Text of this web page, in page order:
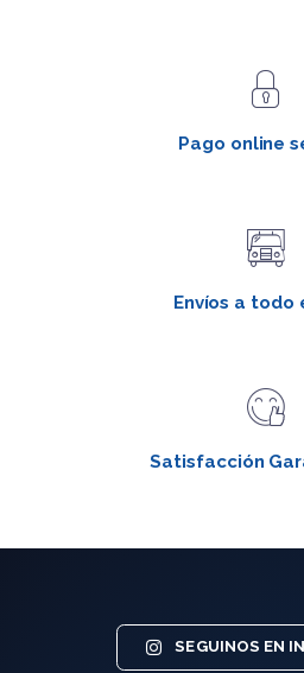
Pago online
Envíos a todo
Satisfacción
SEGUINOS EN